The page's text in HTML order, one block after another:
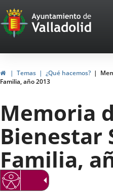
Portal
Web
del
de
Valladolid
HomeTemas ¿Qué hacemos?
Familia, año 2013
Memoria
Bienestar
Familia,